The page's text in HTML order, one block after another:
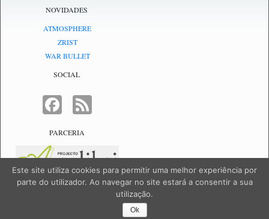
NOVIDADES
ATMOSPHERE
ZRIST
WAR BULLET
SOCIAL
FACEBOOK
PARCERIA
NetJogos - powered byNetJogos
Este site utiliza cookies para permitir uma melhor experiência por
parte do utilizador. Ao navegar no site estará a consentir a sua
utilização.
Ok